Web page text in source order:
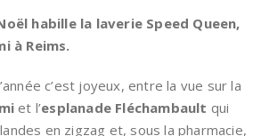
habille la laverie Speed Queen,
à Reims.
c’est joyeux, entre la vue sur la
et l’esplanade Fléchambault qui
en zigzag et, sous la pharmacie,